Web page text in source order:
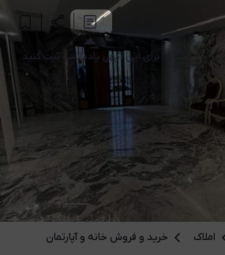
املاک خرید و فروش خانه و آپارتمان
برای این آگهی یادداشت ثبت کنید.